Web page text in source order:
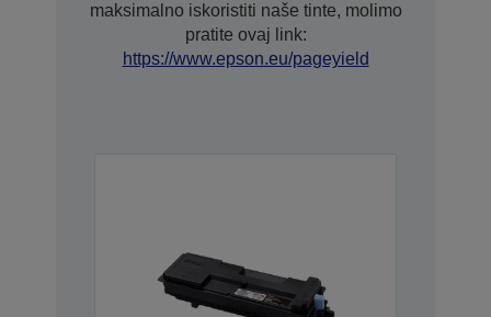
maksimalno iskoristiti naše tinte, molimo
pratite ovaj link:
https://www.epson.eu/pageyield